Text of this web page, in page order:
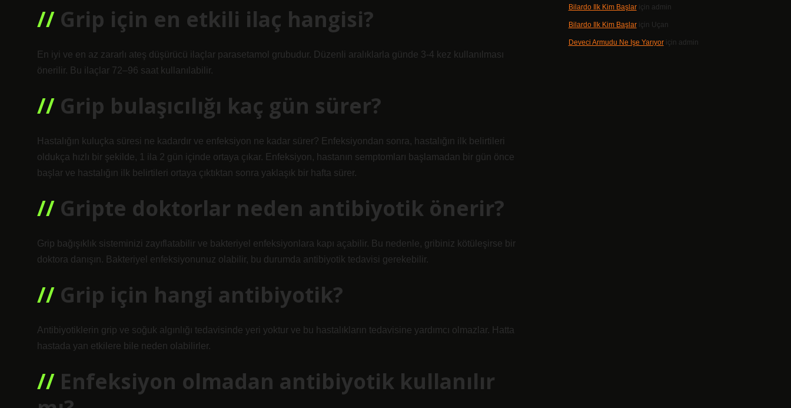
Grip için en etkili ilaç hangisi?
En iyi ve en az zararlı ateş düşürücü ilaçlar parasetamol grubudur. Düzenli aralıklarla günde 3-4 kez kullanılması
önerilir. Bu ilaçlar 72–96 saat kullanılabilir.
Grip bulaşıcılığı kaç gün sürer?
Hastalığın kuluçka süresi ne kadardır ve enfeksiyon ne kadar sürer? Enfeksiyondan sonra, hastalığın ilk belirtileri
oldukça hızlı bir şekilde, 1 ila 2 gün içinde ortaya çıkar. Enfeksiyon, hastanın semptomları başlamadan bir gün önce
başlar ve hastalığın ilk belirtileri ortaya çıktıktan sonra yaklaşık bir hafta sürer.
Gripte doktorlar neden antibiyotik önerir?
Grip bağışıklık sisteminizi zayıflatabilir ve bakteriyel enfeksiyonlara kapı açabilir. Bu nedenle, gribiniz kötüleşirse bir
doktora danışın. Bakteriyel enfeksiyonunuz olabilir, bu durumda antibiyotik tedavisi gerekebilir.
Grip için hangi antibiyotik?
Antibiyotiklerin grip ve soğuk algınlığı tedavisinde yeri yoktur ve bu hastalıkların tedavisine yardımcı olmazlar. Hatta
hastada yan etkilere bile neden olabilirler.
Enfeksiyon olmadan antibiyotik kullanılır
Bilardo Ilk Kim Başlariçin admin
Bilardo Ilk Kim Başlariçin Uçan
Deveci Armudu Ne Işe Yarıyoriçin admin